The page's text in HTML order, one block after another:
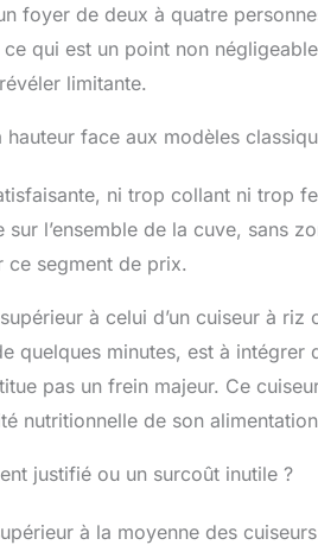
foyer de deux à quatre
qui est un point non
limitante.
face aux modèles
ni trop collant ni trop
l’ensemble de la cuve, sans
ce segment de prix.
à celui d’un cuiseur à
quelques minutes, est à intégrer
pas un frein majeur. Ce
nutritionnelle de son
justifié ou un surcoût inutile ?
à la moyenne des